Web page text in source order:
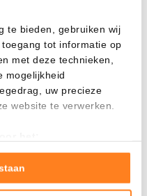
te bieden, gebruiken wij
tot informatie op
met deze technieken,
mogelijkheid
uw precieze
website te verwerken.
website
advertenties
A continuación, los
las últimas 24 horas:
últimas 24 horas